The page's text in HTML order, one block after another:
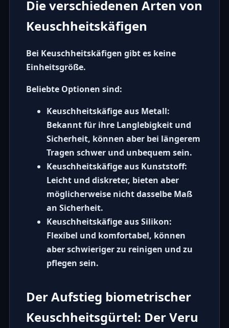
Die verschiedenen Arten von
Keuschheitskäfigen
Bei Keuschheitskäfigen gibt es keine
Einheitsgröße.
Beliebte Optionen sind:
Keuschheitskäfige aus Metall:
Bekannt für ihre Langlebigkeit und
Sicherheit, können aber bei längerem
Tragen schwer und unbequem sein.
Keuschheitskäfige aus Kunststoff:
Leicht und diskreter, bieten aber
möglicherweise nicht dasselbe Maß
an Sicherheit.
Keuschheitskäfige aus Silikon:
Flexibel und komfortabel, können
aber schwieriger zu reinigen und zu
pflegen sein.
Der Aufstieg biometrischer
Keuschheitsgürtel: Der Veru